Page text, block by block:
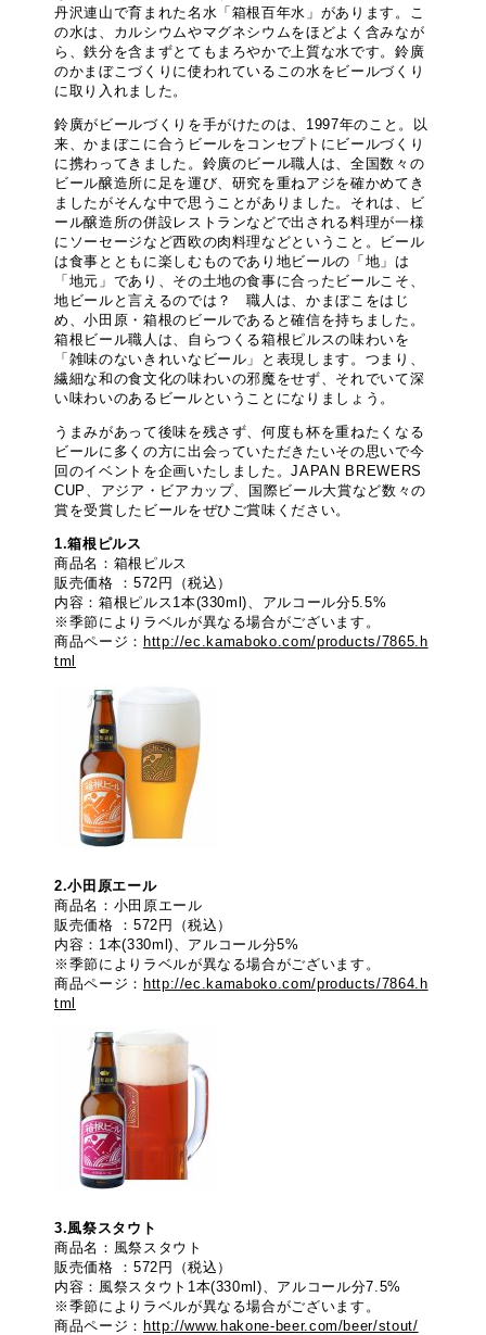
丹沢連山で育まれた名水「箱根百年水」があります。こ
の水は、カルシウムやマグネシウムをほどよく含みなが
ら、鉄分を含まずとてもまろやかで上質な水です。鈴廣
のかまぼこづくりに使われているこの水をビールづくり
に取り入れました。
鈴廣がビールづくりを手がけたのは、1997年のこと。以
来、かまぼこに合うビールをコンセプトにビールづくり
に携わってきました。鈴廣のビール職人は、全国数々の
ビール醸造所に足を運び、研究を重ねアジを確かめてき
ましたがそんな中で思うことがありました。それは、ビ
ール醸造所の併設レストランなどで出される料理が一様
にソーセージなど西欧の肉料理などということ。ビール
は食事とともに楽しむものであり地ビールの「地」は
「地元」であり、その土地の食事に合ったビールこそ、
地ビールと言えるのでは？ 職人は、かまぼこをはじ
め、小田原・箱根のビールであると確信を持ちました。
箱根ビール職人は、自らつくる箱根ピルスの味わいを
「雑味のないきれいなビール」と表現します。つまり、
繊細な和の食文化の味わいの邪魔をせず、それでいて深
い味わいのあるビールということになりましょう。
うまみがあって後味を残さず、何度も杯を重ねたくなる
ビールに多くの方に出会っていただきたいその思いで今
回のイベントを企画いたしました。JAPAN BREWERS
CUP、アジア・ビアカップ、国際ビール大賞など数々の
賞を受賞したビールをぜひご賞味ください。
1.箱根ピルス
商品名：箱根ピルス
販売価格 ：572円（税込）
内容：箱根ピルス1本(330ml)、アルコール分5.5%
※季節によりラベルが異なる場合がございます。
商品ページ： http://ec.kamaboko.com/products/7865.h
tml
2.小田原エール
商品名：小田原エール
販売価格 ：572円（税込）
内容：1本(330ml)、アルコール分5%
※季節によりラベルが異なる場合がございます。
商品ページ： http://ec.kamaboko.com/products/7864.h
tml
3.風祭スタウト
商品名：風祭スタウト
販売価格 ：572円（税込）
内容：風祭スタウト1本(330ml)、アルコール分7.5%
※季節によりラベルが異なる場合がございます。
商品ページ： http://www.hakone-beer.com/beer/stout/